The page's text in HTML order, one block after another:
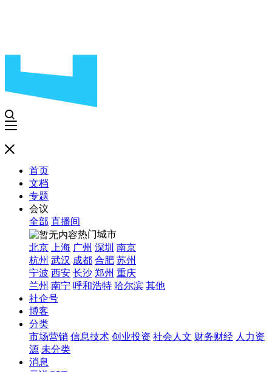
首页
文档
专题
会议
全部 直播间
热门城市
北京
上海 广州 深圳 南京
杭州 武汉 成都 合肥 苏州
宁波 西安 长沙 郑州 重庆
兰州 南宁 呼和浩特 哈尔滨 其他
社企号
博客
分类
市场营销 信息技术 创业投资 社会人文 财务财经 人力资
源 未分类
消息